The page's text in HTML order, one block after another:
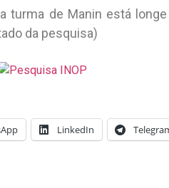
turma de Manin está
da pesquisa)
LinkedIn